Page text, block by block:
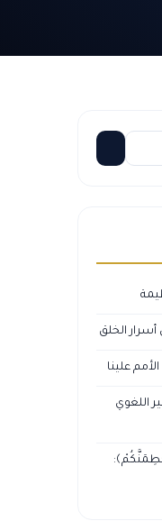
أسرار الخلق
علينا
اللغوي